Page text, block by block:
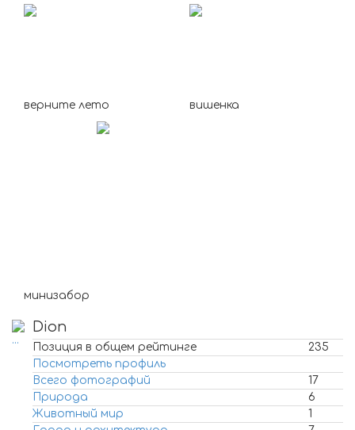
верните лето вишенка
минизабор
Dion
Позиция в общем рейтинге
235
Посмотреть профиль
Всего фотографий
17
Природа
6
Животный мир
1